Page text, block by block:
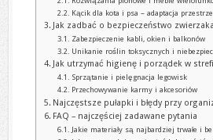
Kącik dla kota i psa – adaptacja
Jak zadbać o bezpieczeństwo
Zabezpieczenie kabli, okien i balkonów
Unikanie roślin toksycznych i
Jak utrzymać higienę i porządek w
Sprzątanie i pielęgnacja legowisk
Przechowywanie karmy i akcesoriów
Najczęstsze pułapki i błędy przy
FAQ – najczęściej zadawane pytania
Jakie materiały są najbardziej trwałe i